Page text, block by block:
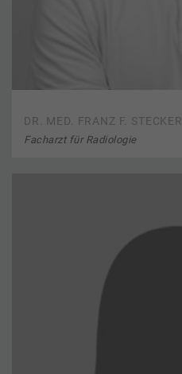
DR. MED. FRANZ F. STECKER
Facharzt für Radiologie